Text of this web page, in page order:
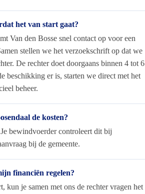
het van start gaat?
Van den Bosse snel contact op voor een
stellen we het verzoekschrift op dat we
De rechter doet doorgaans binnen 4 tot 6
beschikking er is, starten we direct met het
beheer.
de kosten?
bewindvoerder controleert dit bij
bij de gemeente.
financiën regelen?
kun je samen met ons de rechter vragen het